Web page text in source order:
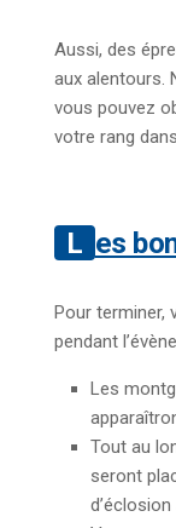
Aussi, des
aux alentours.
vous pouvez
votre rang
Les
Pour terminer,
pendant
Les
Tout au
seront